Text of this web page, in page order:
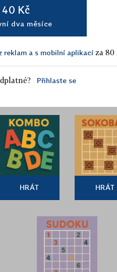
40 Kč
dva měsíce
reklam a s mobilní aplikací za 80
Přihlaste se
HRÁT HRÁT